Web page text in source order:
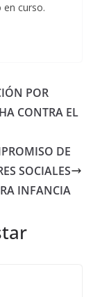
en curso.
POR
CONTRA EL
DE
SOCIALES
INFANCIA